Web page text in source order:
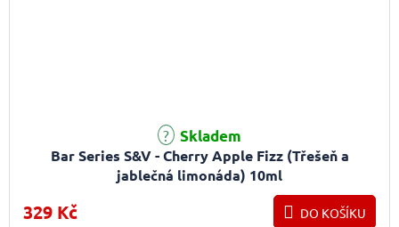
Bar Series S&V - Cherry Apple Fizz (Třešeň a
jablečná limonáda) 10ml
Skladem
329 Kč DO KOŠÍKU